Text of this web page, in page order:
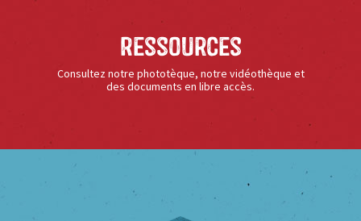
Ressources
Consultez notre phototèque, notre vidéothèque et
des documents en libre accès.